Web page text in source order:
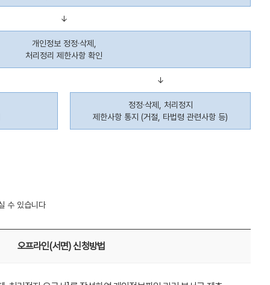
↓
개인정보 정정·삭제,
처리정리 제한사항 확인
↓
정정·삭제, 처리정지
제한사항 통지 (거절, 타법령 관련사항 등)
수 있습니다
오프라인(서면) 신청방법